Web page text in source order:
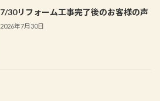
7/30リフォーム工事完了後のお客様の声
2026年7月30日